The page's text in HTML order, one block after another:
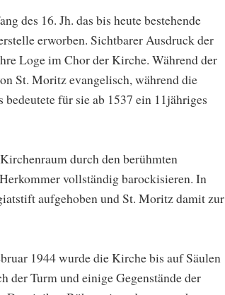
des 16. Jh. das bis heute bestehende
erworben. Sichtbarer Ausdruck der
Loge im Chor der Kirche. Während der
St. Moritz evangelisch, während die
für sie ab 1537 ein 11jähriges
durch den berühmten
vollständig barockisieren. In
aufgehoben und St. Moritz damit zur
1944 wurde die Kirche bis auf Säulen
der Turm und einige Gegenstände der